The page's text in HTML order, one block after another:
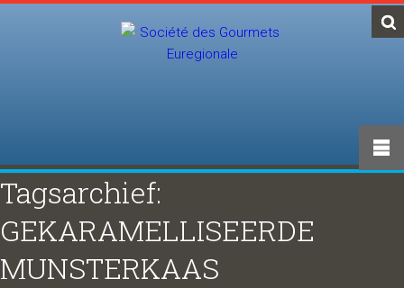
Tagsarchief:
GEKARAMELLISEERDE
MUNSTERKAAS